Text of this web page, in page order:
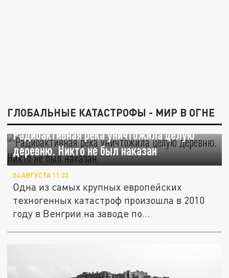
ГЛОБАЛЬНЫЕ КАТАСТРОФЫ - МИР В ОГНЕ
Радиоактивная река уничтожила целую
деревню. Никто не был наказан
04 АВГУСТА 11:33
Одна из самых крупных европейских
техногенных катастроф произошла в 2010
году в Венгрии на заводе по...